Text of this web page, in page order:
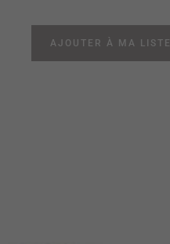
AJOUTER À MA LISTE